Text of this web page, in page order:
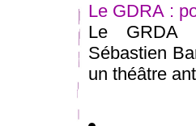
Le GDRA :
Le GRDA
Sébastien
un théâtre